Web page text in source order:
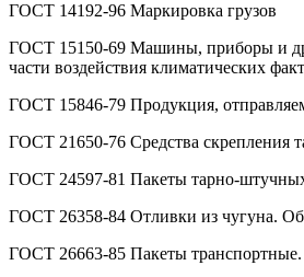
ГОСТ 14192-96 Маркировка грузов
ГОСТ 15150-69 Машины, приборы и
части воздействия климатических
ГОСТ 15846-79 Продукция,
ГОСТ 21650-76 Средства скрепления
ГОСТ 24597-81 Пакеты тарно-
ГОСТ 26358-84 Отливки из чугуна.
ГОСТ 26663-85 Пакеты транспортные.